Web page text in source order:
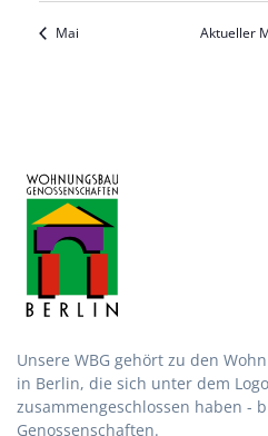
Mai Aktueller
Unsere WBG gehört zu den
in Berlin, die sich unter dem
zusammen­geschlossen haben -
Genossenschaften.